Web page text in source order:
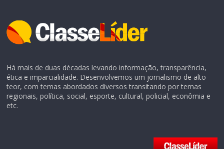
Há mais de duas décadas levando informação, transparência,
ética e imparcialidade. Desenvolvemos um jornalismo de alto
teor, com temas abordados diversos transitando por temas
regionais, política, social, esporte, cultural, policial, econômia e
etc.